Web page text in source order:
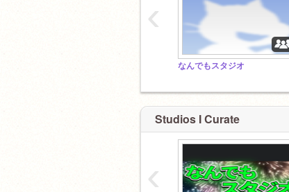
なんでもスタジオ
‹
Studios I Curate
‹